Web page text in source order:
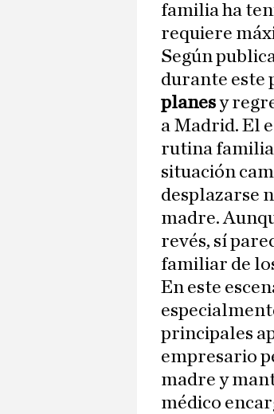
familia ha
requiere
Según
durante este
planesy
a Madrid. El
rutina
situación
desplazarse
madre.
revés, sí
familiar de
En este
principales
empresario
madre y
médico